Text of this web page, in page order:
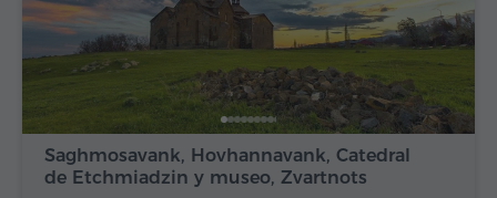
Saghmosavank, Hovhannavank, Catedral
de Etchmiadzin y museo, Zvartnots